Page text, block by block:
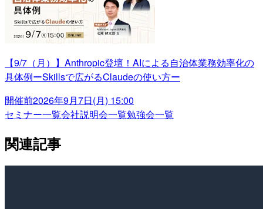
【9/7（月）】Anthropic登壇！AIによる自治体業務効率化の
具体例ーSkillsで広がるClaudeの使い方ー
開催前2026年9月7日(月) 15:00
セミナー一覧会社説明会一覧勉強会一覧
関連記事